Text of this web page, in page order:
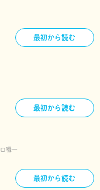
最初から読む
最初から読む
囁一
最初から読む